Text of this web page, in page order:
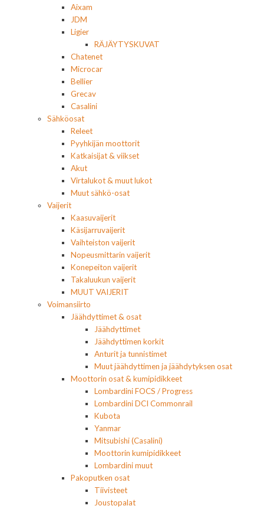
Aixam
JDM
Ligier
RÄJÄYTYSKUVAT
Chatenet
Microcar
Bellier
Grecav
Casalini
Sähköosat
Releet
Pyyhkijän moottorit
Katkaisijat & viikset
Akut
Virtalukot & muut lukot
Muut sähkö-osat
Vaijerit
Kaasuvaijerit
Käsijarruvaijerit
Vaihteiston vaijerit
Nopeusmittarin vaijerit
Konepeiton vaijerit
Takaluukun vaijerit
MUUT VAIJERIT
Voimansiirto
Jäähdyttimet & osat
Jäähdyttimet
Jäähdyttimen korkit
Anturit ja tunnistimet
Muut jäähdyttimen ja jäähdytyksen osat
Moottorin osat & kumipidikkeet
Lombardini FOCS / Progress
Lombardini DCI Commonrail
Kubota
Yanmar
Mitsubishi (Casalini)
Moottorin kumipidikkeet
Lombardini muut
Pakoputken osat
Tiivisteet
Joustopalat